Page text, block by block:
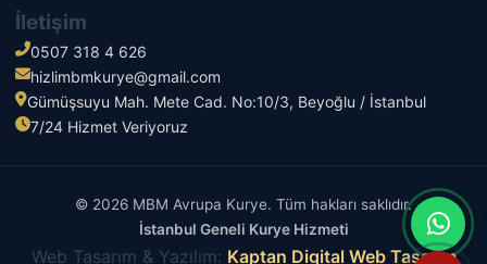
İletişim
0507 318 4 626
hizlimbmkurye@gmail.com
Gümüşsuyu Mah. Mete Cad. No:10/3, Beyoğlu / İstanbul
7/24 Hizmet Veriyoruz
© 2026 MBM Avrupa Kurye. Tüm hakları saklıdır.
İstanbul Geneli Kurye Hizmeti
Web Tasarım & Yazılım: Kaptan Digital Web Tasarım